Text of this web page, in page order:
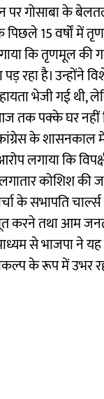
गोसाबा के
15 वर्षों में
कि तृणमूल
रहा है। उन्होंने
भेजी गई थी,
तक पक्के घर नहीं
के शासनकाल में
लगाया कि
कोशिश की
के सभापति
तथा आम जनता
से भाजपा ने
के रूप में उभर